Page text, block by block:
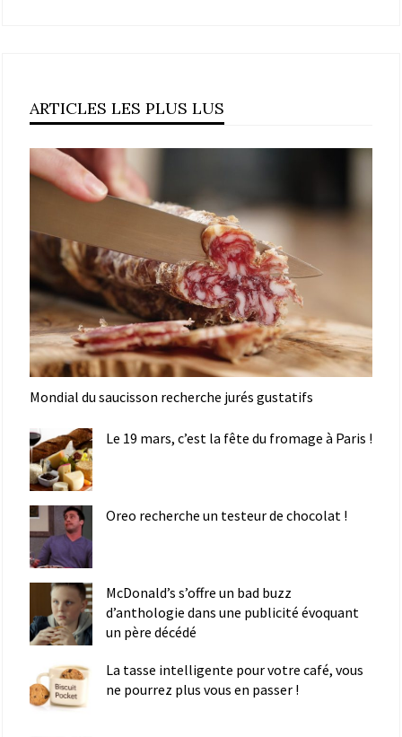
ARTICLES LES PLUS LUS
Mondial du saucisson recherche jurés gustatifs
Le 19 mars, c’est la fête du fromage à Paris !
Oreo recherche un testeur de chocolat !
McDonald’s s’offre un bad buzz
d’anthologie dans une publicité évoquant
un père décédé
La tasse intelligente pour votre café, vous
ne pourrez plus vous en passer !